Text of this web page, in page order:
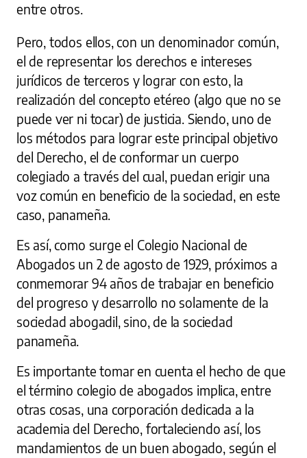
entre otros.
Pero, todos ellos, con un denominador común,
el de representar los derechos e intereses
jurídicos de terceros y lograr con esto, la
realización del concepto etéreo (algo que no se
puede ver ni tocar) de justicia. Siendo, uno de
los métodos para lograr este principal objetivo
del Derecho, el de conformar un cuerpo
colegiado a través del cual, puedan erigir una
voz común en beneficio de la sociedad, en este
caso, panameña.
Es así, como surge el Colegio Nacional de
Abogados un 2 de agosto de 1929, próximos a
conmemorar 94 años de trabajar en beneficio
del progreso y desarrollo no solamente de la
sociedad abogadil, sino, de la sociedad
panameña.
Es importante tomar en cuenta el hecho de que
el término colegio de abogados implica, entre
otras cosas, una corporación dedicada a la
academia del Derecho, fortaleciendo así, los
mandamientos de un buen abogado, según el